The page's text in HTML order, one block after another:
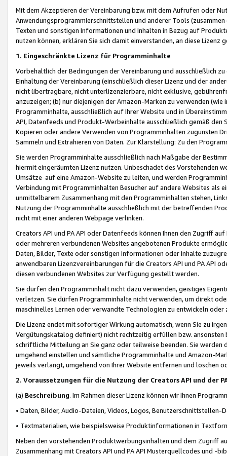
Mit dem Akzeptieren der Vereinbarung bzw. mit dem Aufrufen oder
Anwendungsprogrammierschnittstellen und anderer Tools (zusammen
Texten und sonstigen Informationen und Inhalten in Bezug auf
nutzen können, erklären Sie sich damit einverstanden, an diese Lizenz
1. Eingeschränkte Lizenz für Programminhalte
Vorbehaltlich der Bedingungen der Vereinbarung und ausschließlich
Einhaltung der Vereinbarung (einschließlich dieser Lizenz und der
nicht übertragbare, nicht unterlizenzierbare, nicht exklusive,
anzuzeigen; (b) nur diejenigen der Amazon-Marken zu verwenden
Programminhalte, ausschließlich auf Ihrer Website und in
API, Datenfeeds und Produkt-Werbeinhalte ausschließlich gemäß
Kopieren oder andere Verwenden von Programminhalten zugunsten
Sammeln und Extrahieren von Daten. Zur Klarstellung: Zu den
Sie werden Programminhalte ausschließlich nach Maßgabe der
hiermit eingeräumten Lizenz nutzen. Unbeschadet des Vorstehenden
Umsätze auf eine Amazon-Website zu leiten, und werden
Verbindung mit Programminhalten Besucher auf andere Websites als
unmittelbarem Zusammenhang mit den Programminhalten stehen,
Nutzung der Programminhalte ausschließlich mit der betreffenden
nicht mit einer anderen Webpage verlinken.
Creators API und PA API oder Datenfeeds können Ihnen den Zugriff
oder mehreren verbundenen Websites angebotenen Produkte
Daten, Bilder, Texte oder sonstigen Informationen oder Inhalte
anwendbaren Lizenzvereinbarungen für die Creators API und PA API
diesen verbundenen Websites zur Verfügung gestellt werden.
Sie dürfen den Programminhalt nicht dazu verwenden, geistiges
verletzen. Sie dürfen Programminhalte nicht verwenden, um direkt
maschinelles Lernen oder verwandte Technologien zu entwickeln
Die Lizenz endet mit sofortiger Wirkung automatisch, wenn Sie zu
Vergütungskatalog definiert) nicht rechtzeitig erfüllen bzw. ansonsten
schriftliche Mitteilung an Sie ganz oder teilweise beenden. Sie werden
umgehend einstellen und sämtliche Programminhalte und Amazon-
jeweils verlangt, umgehend von Ihrer Website entfernen und löschen
2. Voraussetzungen für die Nutzung der Creators API und der
(a) Beschreibung. Im Rahmen dieser Lizenz können wir Ihnen
• Daten, Bilder, Audio-Dateien, Videos, Logos, Benutzerschnittstellen-
• Textmaterialien, wie beispielsweise Produktinformationen in
Neben den vorstehenden Produktwerbungsinhalten und dem Zugriff
Zusammenhang mit Creators API und PA API Musterquellcodes und